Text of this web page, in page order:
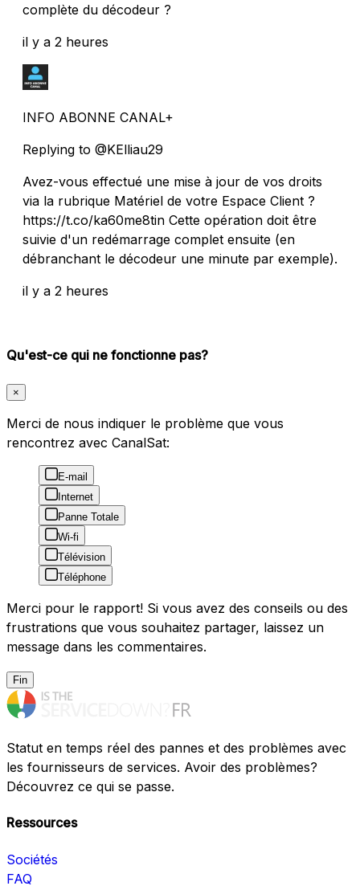
complète du décodeur ?
il y a 2 heures
INFO ABONNE CANAL+
Replying to @KElliau29
Avez-vous effectué une mise à jour de vos droits
via la rubrique Matériel de votre Espace Client ?
https://t.co/ka60me8tin Cette opération doit être
suivie d'un redémarrage complet ensuite (en
débranchant le décodeur une minute par exemple).
il y a 2 heures
Qu'est-ce qui ne fonctionne pas?
×
Merci de nous indiquer le problème que vous
rencontrez avec CanalSat:
E-mail
Internet
Panne Totale
Wi-fi
Télévision
Téléphone
Merci pour le rapport! Si vous avez des conseils ou des
frustrations que vous souhaitez partager, laissez un
message dans les commentaires.
Fin
Statut en temps réel des pannes et des problèmes avec
les fournisseurs de services. Avoir des problèmes?
Découvrez ce qui se passe.
Ressources
Sociétés
FAQ